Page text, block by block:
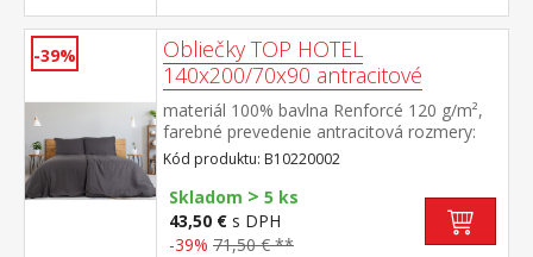
-39%
Obliečky TOP HOTEL
140x200/70x90 antracitové
materiál 100% bavlna Renforcé 120 g/m²,
farebné prevedenie antracitová rozmery:
140 × 200 cm + 70 × 90 cm pevné, odolné,
stálofarebné, nezrážavá úprava, hotelový
uzáver prateľné do 60 °C
Kód produktu: B10220002
Skladom > 5 ks
43,50 € s DPH
-39% 71,50 € **